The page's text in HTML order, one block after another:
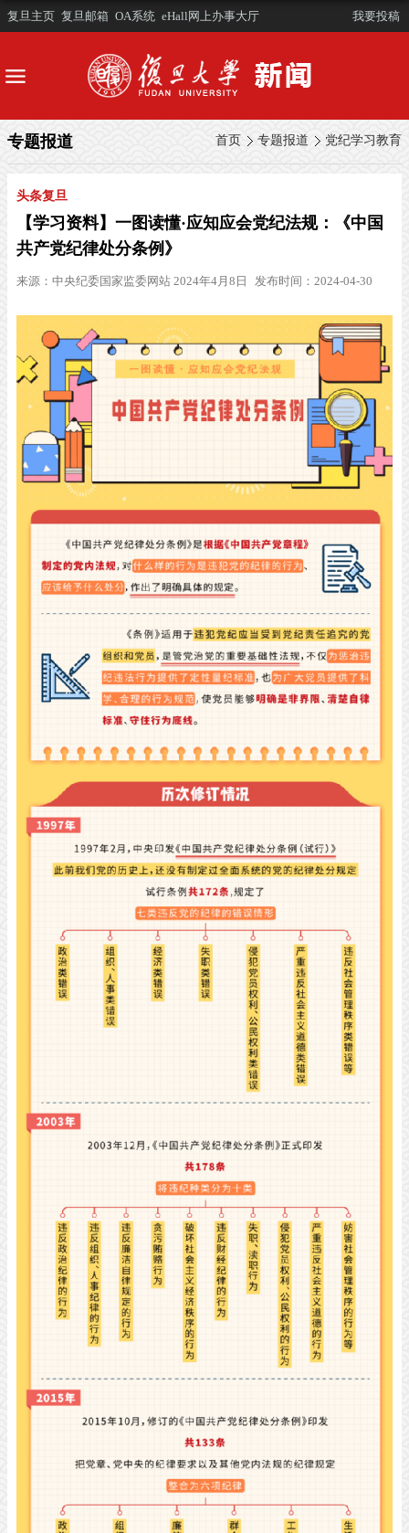
复旦主页 复旦邮箱 OA系统 eHall网上办事大厅 我要投稿
首页 专题报道 党纪学习教育
专题报道
头条复旦
【学习资料】一图读懂·应知应会党纪法规：《中国
共产党纪律处分条例》
来源： 中央纪委国家监委网站 2024年4月8日 发布时间：2024-04-30